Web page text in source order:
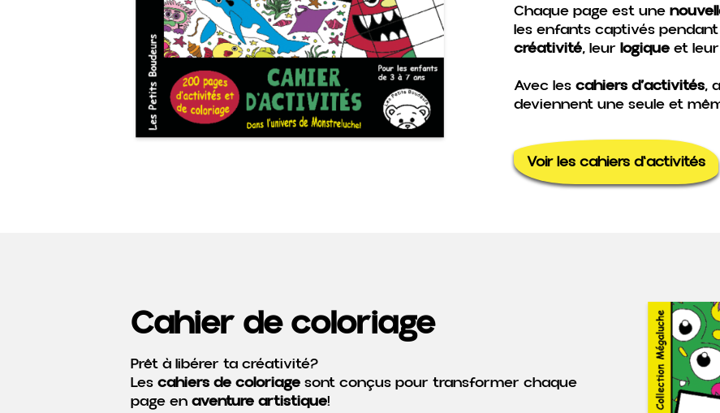
Chaque page est une
les enfants captivés
créativité, leur logiqueet leur
Avec les cahiers d’activités,
deviennent une seule et
Voir les cahiers d'activités
Cahier de coloriage
Prêt à libérer ta créativité?
Les cahiers de coloriage sont conçus pour transformer chaque
page en aventure artistique!